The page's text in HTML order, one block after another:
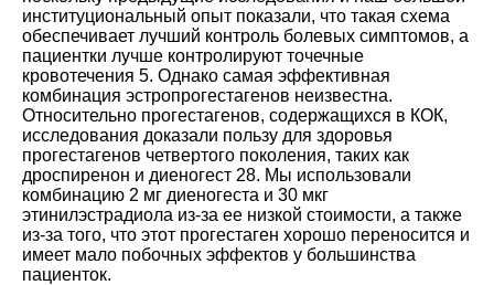
институциональный опыт показали, что такая схема
обеспечивает лучший контроль болевых симптомов, а
пациентки лучше контролируют точечные
кровотечения 5. Однако самая эффективная
комбинация эстропрогестагенов неизвестна.
Относительно прогестагенов, содержащихся в КОК,
исследования доказали пользу для здоровья
прогестагенов четвертого поколения, таких как
дроспиренон и диеногест 28. Мы использовали
комбинацию 2 мг диеногеста и 30 мкг
этинилэстрадиола из-за ее низкой стоимости, а также
из-за того, что этот прогестаген хорошо переносится и
имеет мало побочных эффектов у большинства
пациенток.